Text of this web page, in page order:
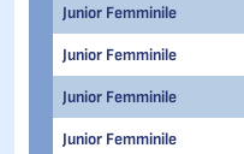
Junior Femminile
Junior Femminile
Junior Femminile
Junior Femminile